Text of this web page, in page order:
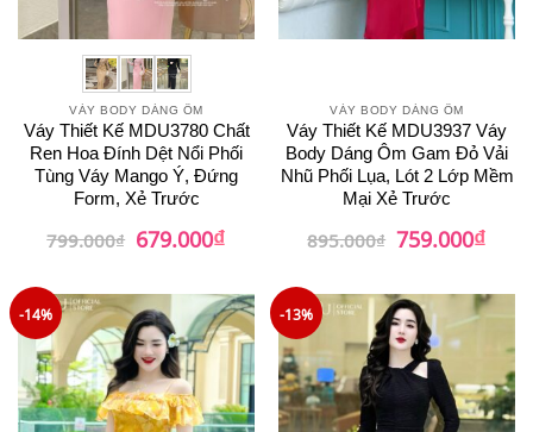
VÁY BODY DÁNG ÔM
Váy Thiết Kế MDU3780 Chất
Ren Hoa Đính Dệt Nổi Phối
Tùng Váy Mango Ý, Đứng
Form, Xẻ Trước
799.000₫ Giá
gốc
679.000₫Giá
hiện
679.000₫.
VÁY BODY DÁNG ÔM
Váy Thiết Kế MDU3937 Váy
Body Dáng Ôm Gam Đỏ Vải
Nhũ Phối Lụa, Lót 2 Lớp Mềm
Mại Xẻ Trước
895.000₫ Giá
gốc
759.000₫Giá
hiện
-14% -13%